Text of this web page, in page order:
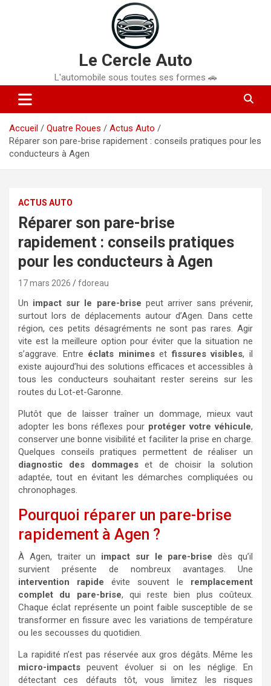
Le Cercle Auto
L'automobile sous toutes ses formes 🚗
Accueil Quatre Roues
Actus Auto
Réparer son pare-brise rapidement : conseils pratiques pour les
conducteurs à Agen
ACTUS AUTO
Réparer son pare-brise
rapidement : conseils pratiques
pour les conducteurs à Agen
17 mars 2026 fdoreau
Un impact sur le pare-brise peut arriver sans prévenir,
surtout lors de déplacements autour d’Agen. Dans cette
région, ces petits désagréments ne sont pas rares. Agir
vite est la meilleure option pour éviter que la situation ne
s’aggrave. Entre éclats minimesetfissures visibles, il
existe aujourd’hui des solutions efficaces et accessibles à
tous les conducteurs souhaitant rester sereins sur les
routes du Lot-et-Garonne.
Plutôt que de laisser traîner un dommage, mieux vaut
adopter les bons réflexes pour protéger votre véhicule,
conserver une bonne visibilité et faciliter la prise en charge.
Quelques conseils pratiques permettent de réaliser un
diagnostic des dommageset de choisir la solution
adaptée, tout en évitant les démarches compliquées ou
chronophages.
Pourquoi réparer un pare-brise
rapidement à Agen ?
À Agen, traiter un impact sur le pare-brise dès qu’il
survient présente de nombreux avantages. Une
intervention rapide évite souvent le remplacement
complet du pare-brise, qui reste bien plus coûteux.
Chaque éclat représente un point faible susceptible de se
transformer en fissure avec les variations de température
ou les secousses du quotidien.
La rapidité n’est pas réservée aux gros dégâts. Même les
micro-impacts peuvent évoluer si on les néglige. En
détectant ces défauts tôt, vous limitez les risques